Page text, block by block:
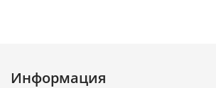
Информация